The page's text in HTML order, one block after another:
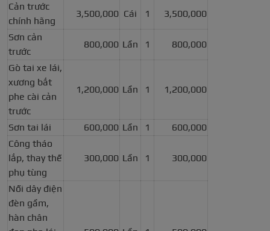
Cản trước
chính hãng
3,500,000 Cái 1 3,500,000
Sơn cản
trước
800,000 Lần 1 800,000
Gò tai xe lái,
xương bắt
phe cài cản
trước
1,200,000 Lần 1 1,200,000
Sơn tai lái 600,000 Lần 1
600,000
Công tháo
lắp, thay thế
phụ tùng
300,000 Lần 1 300,000
Nối dây điện
đèn gầm,
hàn chân